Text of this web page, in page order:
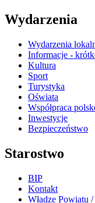
Wydarzenia
Wydarzenia
Informacje -
Kultura
Sport
Turystyka
Oświata
Współpraca
Inwestycje
Bezpieczeństwo
Starostwo
BIP
Kontakt
Władze Powiatu